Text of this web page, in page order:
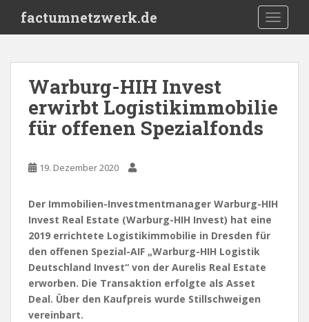
i
factumnetzwerk.de
Warburg-HIH Invest
erwirbt Logistikimmobilie
für offenen Spezialfonds
19. Dezember 2020
Der Immobilien-Investmentmanager Warburg-HIH
Invest Real Estate (Warburg-HIH Invest) hat eine
2019 errichtete Logistikimmobilie in Dresden für
den offenen Spezial-AIF „Warburg-HIH Logistik
Deutschland Invest“ von der Aurelis Real Estate
erworben. Die Transaktion erfolgte als Asset
Deal. Über den Kaufpreis wurde Stillschweigen
vereinbart.